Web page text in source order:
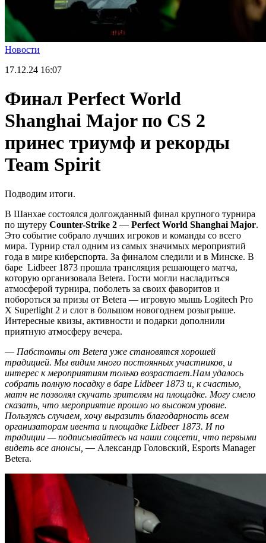
Новости
17.12.24 16:07
Финал Perfect World
Shanghai Major по CS 2
принес триумф и рекорды
Team Spirit
Подводим итоги.
В Шанхае состоялся долгожданный финал крупного турнира
по шутеру Counter-Strike 2 — Perfect World Shanghai Major.
Это событие собрало лучших игроков и команды со всего
мира. Турнир стал одним из самых значимых мероприятий
года в мире киберспорта. За финалом следили и в Минске. В
баре Lidbeer 1873 прошла трансляция решающего матча,
которую организовала Betera. Гости могли насладиться
атмосферой турнира, поболеть за своих фаворитов и
побороться за призы от Betera — игровую мышь Logitech Pro
X Superlight 2 и слот в большом новогоднем розыгрыше.
Интересные квизы, активности и подарки дополнили
приятную атмосферу вечера.
— Пабстомпы от Betera уже становятся хорошей
традицией. Мы видим много постоянных участников, и
интерес к мероприятиям только возрастает.Нам удалось
собрать полную посадку в баре Lidbeer 1873 и, к счастью,
матч не позволял скучать зрителям на площадке. Могу смело
сказать, что мероприятие прошло но высоком уровне.
Пользуясь случаем, хочу выразить благодарность всем
организаторам ивента и площадке Lidbeer 1873. И по
традиции — подписывайтесь на наши соцсети, что первыми
видеть все анонсы,— Александр Головский, Esports Manager
Betera.